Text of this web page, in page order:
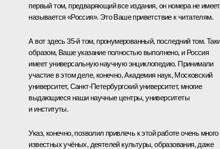
первый том, предваряющий все издания, он номера не
называется «Россия». Это Ваше приветствие к читателям.
А вот здесь 35‑й том, пронумерованный, последний том.
образом, Ваше указание полностью выполнено, и Россия
имеет универсальную научную энциклопедию. Принимали
участие в этом деле, конечно, Академия наук, Московский
университет, Санкт-Петербургский университет, многие
выдающиеся наши научные центры, университеты
и институты.
Указ, конечно, позволил привлечь к этой работе очень много
известных учёных, деятелей культуры, образования, даже